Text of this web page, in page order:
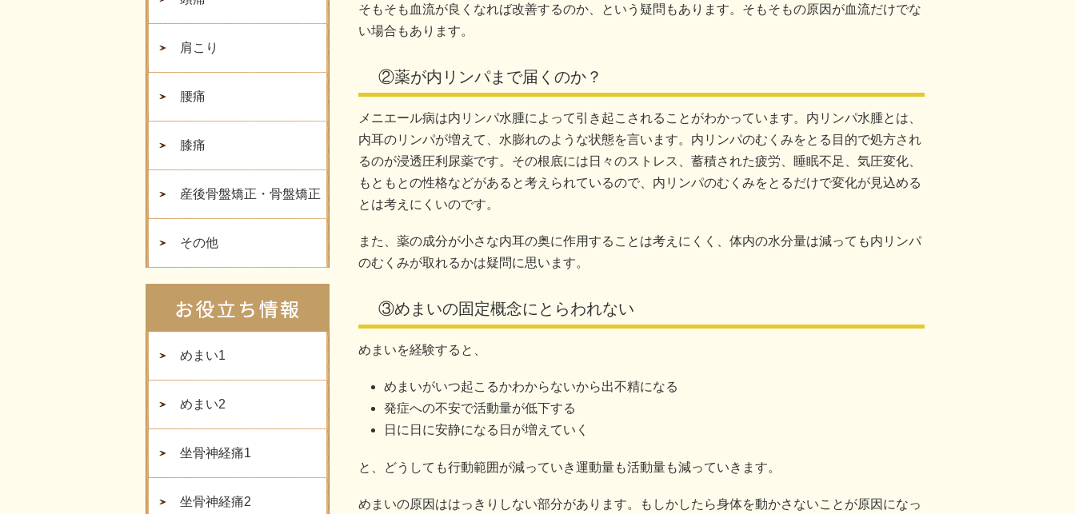
肩こり
腰痛
膝痛
産後骨盤矯正・骨盤矯正
その他
めまい1
めまい2
坐骨神経痛1
坐骨神経痛2
そもそも血流が良くなれば改善するのか、という疑問もあります。そもそもの原因が血流だけでな
い場合もあります。
②薬が内リンパまで届くのか？
メニエール病は内リンパ水腫によって引き起こされることがわかっています。内リンパ水腫とは、
内耳のリンパが増えて、水膨れのような状態を言います。内リンパのむくみをとる目的で処方され
るのが浸透圧利尿薬です。その根底には日々のストレス、蓄積された疲労、睡眠不足、気圧変化、
もともとの性格などがあると考えられているので、内リンパのむくみをとるだけで変化が見込める
とは考えにくいのです。
また、薬の成分が小さな内耳の奥に作用することは考えにくく、体内の水分量は減っても内リンパ
のむくみが取れるかは疑問に思います。
③めまいの固定概念にとらわれない
めまいを経験すると、
めまいがいつ起こるかわからないから出不精になる
発症への不安で活動量が低下する
日に日に安静になる日が増えていく
と、どうしても行動範囲が減っていき運動量も活動量も減っていきます。
めまいの原因ははっきりしない部分があります。もしかしたら身体を動かさないことが原因になっ